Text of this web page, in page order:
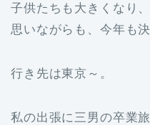
子供たちも大きくなり
思いながらも、今年も
行き先は東京～。
私の出張に三男の卒業